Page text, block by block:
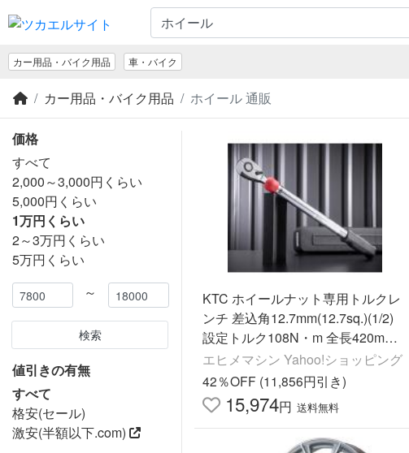
カー用品・バイク用品 車・バイク
カー用品・バイク用品 ホイール 通販
価格
すべて
2,000～3,000円くらい
5,000円くらい
1万円くらい
2～3万円くらい
5万円くらい
～
検索
値引きの有無
すべて
格安(セール)
激安(半額以下.com)
KTC ホイールナット専用トルクレ
ンチ 差込角12.7mm(12.7sq.)(1/2)
設定トルク108N・m 全長420mm
(WCMPA108) 京都機械工具
エヒメマシン Yahoo!ショッピング
42％OFF (11,856円引き)
15,974円 送料無料